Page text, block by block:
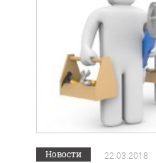
Новости 22.03.2018